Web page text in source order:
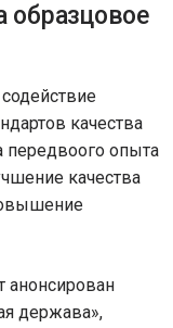
образцовое
качества
передвоого опыта
качества
анонсирован
держава»,